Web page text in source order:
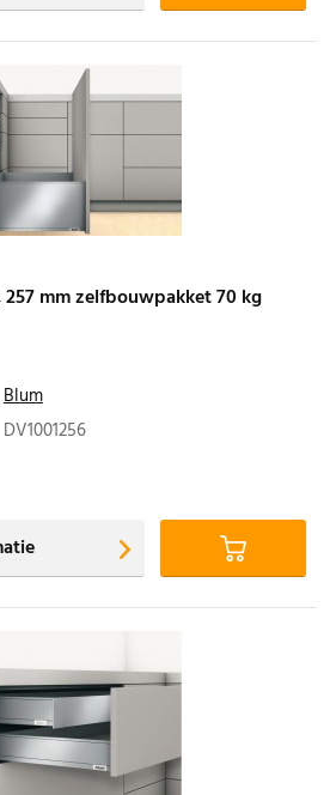
mm zelfbouwpakket 70 kg
Blum
DV1001256